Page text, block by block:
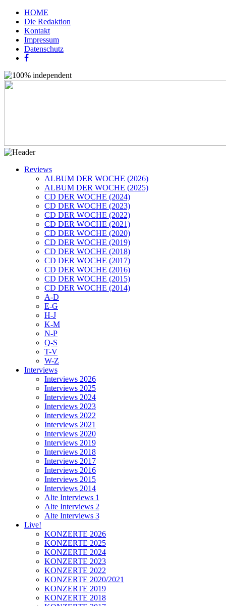
HOME
Die Redaktion
Kontakt
Impressum
Datenschutz
Reviews
ALBUM DER WOCHE (2026)
ALBUM DER WOCHE (2025)
CD DER WOCHE (2024)
CD DER WOCHE (2023)
CD DER WOCHE (2022)
CD DER WOCHE (2021)
CD DER WOCHE (2020)
CD DER WOCHE (2019)
CD DER WOCHE (2018)
CD DER WOCHE (2017)
CD DER WOCHE (2016)
CD DER WOCHE (2015)
CD DER WOCHE (2014)
A-D
E-G
H-J
K-M
N-P
Q-S
T-V
W-Z
Interviews
Interviews 2026
Interviews 2025
Interviews 2024
Interviews 2023
Interviews 2022
Interviews 2021
Interviews 2020
Interviews 2019
Interviews 2018
Interviews 2017
Interviews 2016
Interviews 2015
Interviews 2014
Alte Interviews 1
Alte Interviews 2
Alte Interviews 3
Live!
KONZERTE 2026
KONZERTE 2025
KONZERTE 2024
KONZERTE 2023
KONZERTE 2022
KONZERTE 2020/2021
KONZERTE 2019
KONZERTE 2018